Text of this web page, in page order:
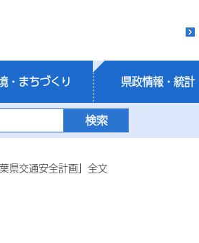
・まちづくり 県政情報・統計
県交通安全計画」全文